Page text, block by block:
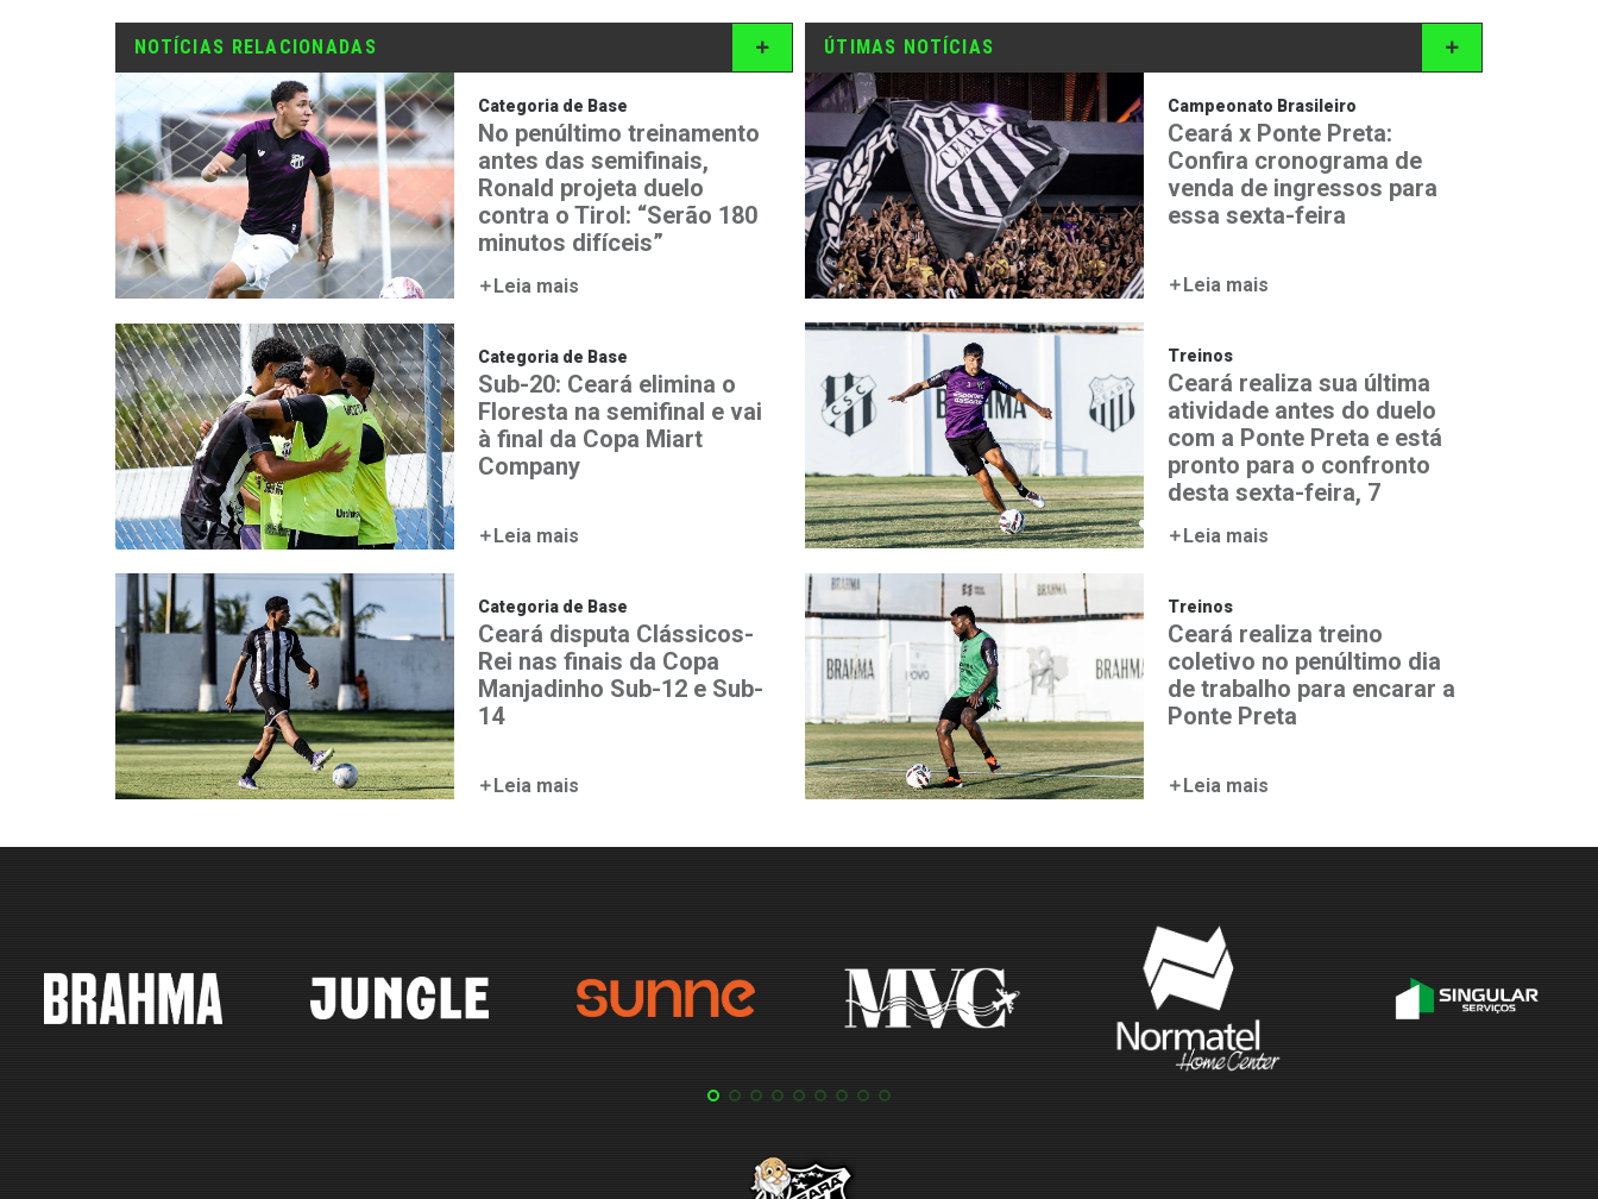
NOTÍCIAS RELACIONADAS
Categoria de Base
No penúltimo treinamento
antes das semifinais,
Ronald projeta duelo
contra o Tirol: “Serão 180
minutos difíceis”
Leia mais
Categoria de Base
Sub-20: Ceará elimina o
Floresta na semifinal e vai
à final da Copa Miart
Company
Leia mais
Categoria de Base
Ceará disputa Clássicos-
Rei nas finais da Copa
Manjadinho Sub-12 e Sub-
14
Leia mais
ÚTIMAS NOTÍCIAS
Campeonato Brasileiro
Ceará x Ponte Preta:
Confira cronograma de
venda de ingressos para
essa sexta-feira
Leia mais
Treinos
Ceará realiza sua última
atividade antes do duelo
com a Ponte Preta e está
pronto para o confronto
desta sexta-feira, 7
Leia mais
Treinos
Ceará realiza treino
coletivo no penúltimo dia
de trabalho para encarar a
Ponte Preta
Leia mais